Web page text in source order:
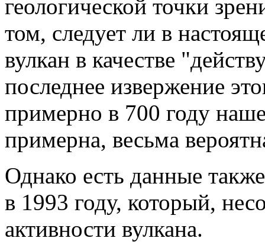
геологической точки
том, следует ли в
вулкан в качестве
последнее извержение
примерно в 700 году
примерна, весьма
Однако есть данные
в 1993 году, который,
активности вулкана.